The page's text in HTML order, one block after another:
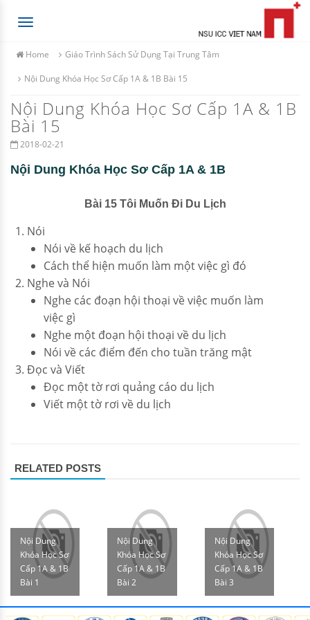
Toggle
Home Giáo Trình Sách Sử Dụng Tại Trung Tâm
Nội Dung Khóa Học Sơ Cấp 1A & 1B Bài 15
Nội Dung Khóa Học Sơ Cấp 1A & 1B
Bài 15
2018-02-21
Nội Dung Khóa Học Sơ Cấp 1A & 1B
Bài 15 Tôi Muốn Đi Du Lịch
Nói
Nói về kế hoạch du lịch
Cách thể hiện muốn làm một việc gì đó
Nghe và Nói
Nghe các đoạn hội thoại về việc muốn làm
việc gì
Nghe một đoạn hội thoại về du lịch
Nói về các điểm đến cho tuần trăng mật
Đọc và Viết
Đọc một tờ rơi quảng cáo du lịch
Viết một tờ rơi về du lịch
RELATED POSTS
Nội Dung
Khóa Học Sơ
Cấp 1A & 1B
Bài 1
Nội Dung
Khóa Học Sơ
Cấp 1A & 1B
Bài 2
Nội Dung
Khóa Học Sơ
Cấp 1A & 1B
Bài 3